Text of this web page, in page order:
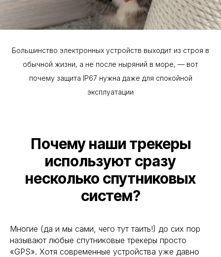
Большинство электронных устройств выходит из строя в
обычной жизни, а не после ныряний в море, — вот
почему защита IP67 нужна даже для спокойной
эксплуатации
Почему наши трекеры
используют сразу
несколько спутниковых
систем?
Многие (да и мы сами, чего тут таить!) до сих пор
называют любые спутниковые трекеры просто
«GPS». Хотя современные устройства уже давно